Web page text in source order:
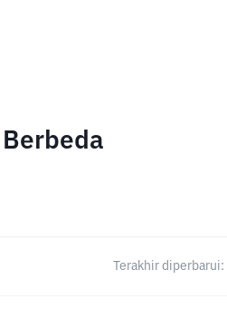
Terakhir diperbarui: